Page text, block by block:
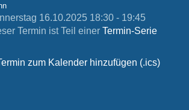
16.10.2025 18:30 - 19:45
Termin ist Teil einer Termin-Serie
zum Kalender hinzufügen (.ics)